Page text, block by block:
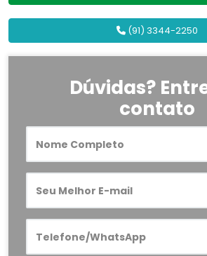
(91) 3344-2250
Dúvidas?
contato